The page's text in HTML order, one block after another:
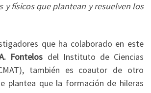
y físicos que plantean y resuelven los
que ha colaborado en este
Fontelos del Instituto de Ciencias
también es coautor de otro
plantea que la formación de hileras